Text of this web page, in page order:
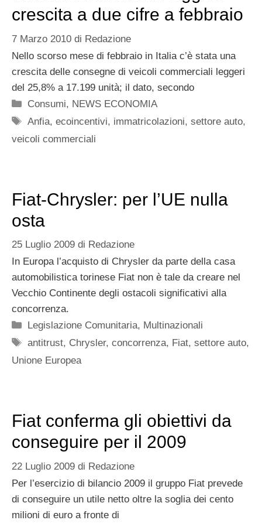
crescita a due cifre a febbraio
7 Marzo 2010 di Redazione
Nello scorso mese di febbraio in Italia c’è stata una
crescita delle consegne di veicoli commerciali leggeri
del 25,8% a 17.199 unità; il dato, secondo
Categorie
Consumi, NEWS ECONOMIA
Tag
Anfia,ecoincentivi, immatricolazioni,settore auto,
veicoli commerciali
Fiat-Chrysler: per l’UE nulla
osta
25 Luglio 2009 di Redazione
In Europa l’acquisto di Chrysler da parte della casa
automobilistica torinese Fiat non è tale da creare nel
Vecchio Continente degli ostacoli significativi alla
concorrenza.
Categorie
Legislazione Comunitaria, Multinazionali
Tag
antitrust, Chrysler,concorrenza, Fiat,settore auto,
Unione Europea
Fiat conferma gli obiettivi da
conseguire per il 2009
22 Luglio 2009 di Redazione
Per l’esercizio di bilancio 2009 il gruppo Fiat prevede
di conseguire un utile netto oltre la soglia dei cento
milioni di euro a fronte di